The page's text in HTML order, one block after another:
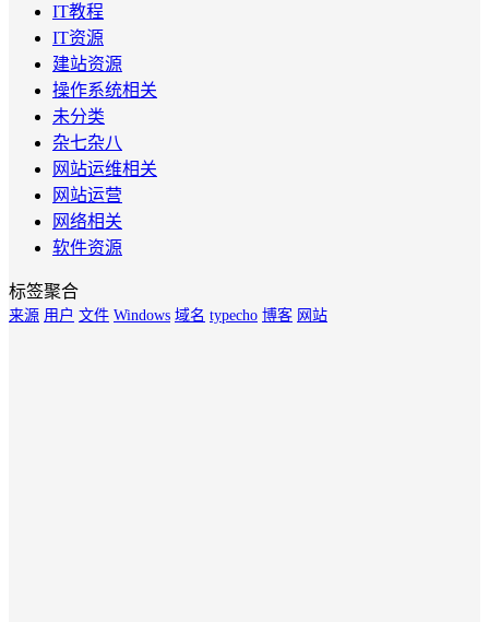
IT教程
IT资源
建站资源
操作系统相关
未分类
杂七杂八
网站运维相关
网站运营
网络相关
软件资源
标签聚合
来源 用户 文件 Windows 域名 typecho 博客 网站